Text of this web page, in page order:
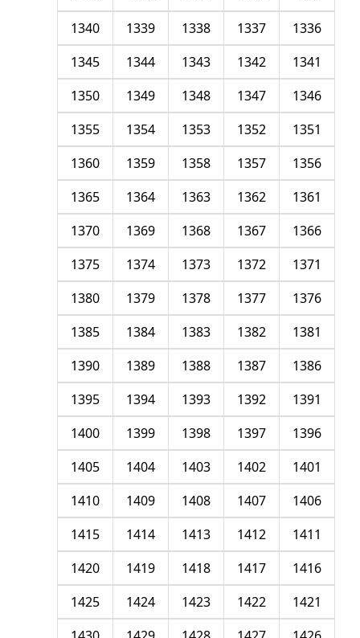
1336
1337
1338
1339
1340
1341
1342
1343
1344
1345
1346
1347
1348
1349
1350
1351
1352
1353
1354
1355
1356
1357
1358
1359
1360
1361
1362
1363
1364
1365
1366
1367
1368
1369
1370
1371
1372
1373
1374
1375
1376
1377
1378
1379
1380
1381
1382
1383
1384
1385
1386
1387
1388
1389
1390
1391
1392
1393
1394
1395
1396
1397
1398
1399
1400
1401
1402
1403
1404
1405
1406
1407
1408
1409
1410
1411
1412
1413
1414
1415
1416
1417
1418
1419
1420
1421
1422
1423
1424
1425